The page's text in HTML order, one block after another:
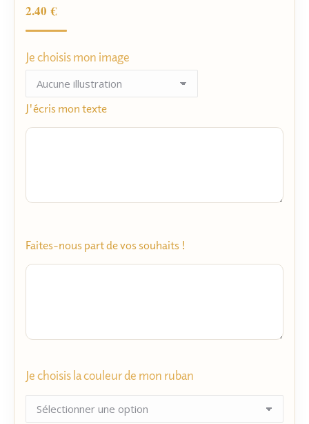
2.40€
notations
client
Je choisis mon image
J'écris mon texte
Faites-nous part de vos souhaits !
Je choisis la couleur de mon ruban